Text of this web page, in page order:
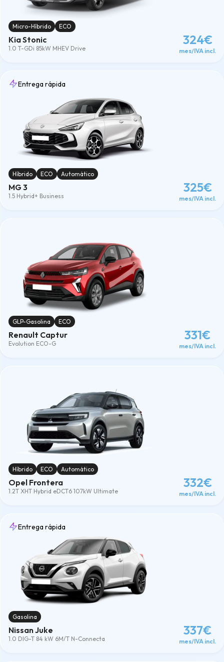
Micro-Híbrido ECO
Kia Stonic
1.0 T-GDi 85kW MHEV Drive
324€
mes/IVA incl.
Entrega rápida
Híbrido ECO Automático
MG 3
1.5 Hybrid+ Business
325€
mes/IVA incl.
GLP-Gasolina ECO
Renault Captur
Evolution ECO-G
331€
mes/IVA incl.
Híbrido ECO Automático
Opel Frontera
1.2T XHT Hybrid eDCT6 107kW Ultimate
332€
mes/IVA incl.
Entrega rápida
Gasolina
Nissan Juke
1.0 DIG-T 84 kW 6M/T N-Connecta
337€
mes/IVA incl.